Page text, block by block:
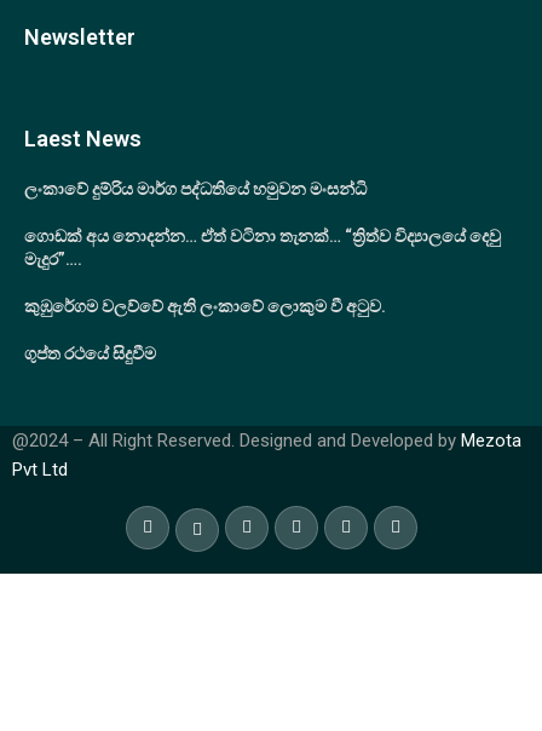
Newsletter
Laest News
ලංකාවේ දුම්රිය මාර්ග පද්ධතියේ හමුවන මංසන්ධි
ගොඩක් අය නොදන්න… ඒත් වටිනා තැනක්… “ත්‍රිත්ව විද්‍යාලයේ දෙවු
මැදුර”….
කුඹුරේගම වලව්වේ ඇති ලංකාවේ ලොකුම වී අටුව.
ගුප්ත රථයේ සිදුවීම
@2024 – All Right Reserved. Designed and Developed by Mezota
Pvt Ltd